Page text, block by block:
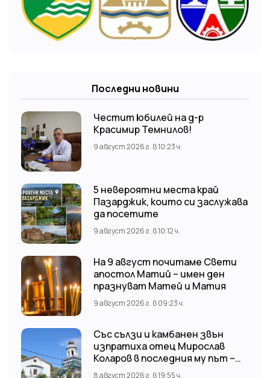
Последни новини
Честит юбилей на д-р
Красимир Темнилов!
9 август 2026 г. в 10:23 ч.
5 невероятни места край
Пазарджик, които си заслужава
да посетите
9 август 2026 г. в 10:12 ч.
На 9 август почитаме Свети
апостол Матий – имен ден
празнуват Матей и Матия
9 август 2026 г. в 09:23 ч.
Със сълзи и камбанен звън
изпратиха отец Мирослав
Коларов в последния му път –
Пловдивският митрополит
8 август 2026 г. в 19:55 ч.